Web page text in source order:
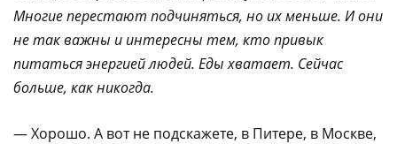
Многие перестают подчиняться, но их меньше. И они
не так важны и интересны тем, кто привык
питаться энергией людей. Еды хватает. Сейчас
больше, как никогда.
— Хорошо. А вот не подскажете, в Питере, в Москве,